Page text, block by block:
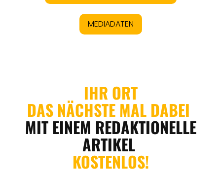
MEDIADATEN
IHR ORT
DAS NÄCHSTE MAL DABEI
MIT EINEM REDAKTIONELLE
ARTIKEL
KOSTENLOS!